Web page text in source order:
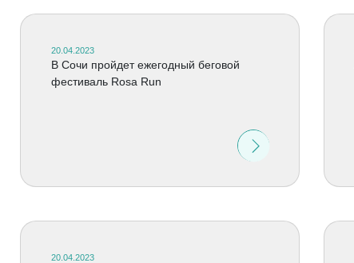
20.04.2023
В Сочи пройдет ежегодный беговой
фестиваль Rosa Run
20.04.2023